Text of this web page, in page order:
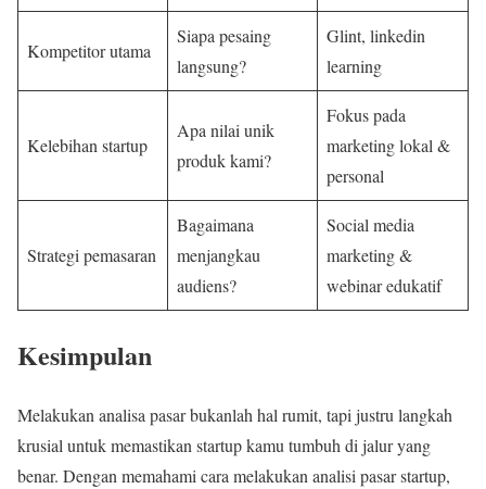
Kompetitor utama
Siapa pesaing
langsung?
Glint, linkedin
learning
Kelebihan startup
Apa nilai unik
produk kami?
Fokus pada
marketing lokal &
personal
Strategi pemasaran
Bagaimana
menjangkau
audiens?
Social media
marketing &
webinar edukatif
Kesimpulan
Melakukan analisa pasar bukanlah hal rumit, tapi justru langkah
krusial untuk memastikan startup kamu tumbuh di jalur yang
benar. Dengan memahami cara melakukan analisi pasar startup,